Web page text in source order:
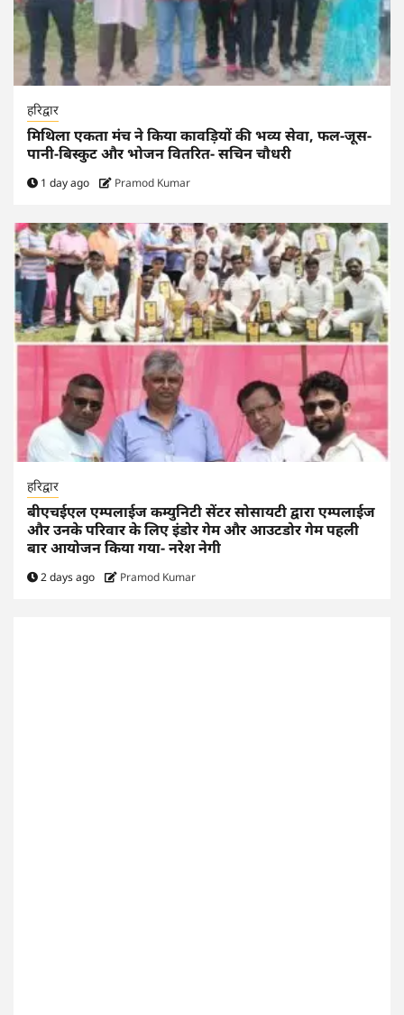
हरिद्वार
मिथिला एकता मंच ने किया कावड़ियों की भव्य सेवा, फल-जूस-
पानी-बिस्कुट और भोजन वितरित- सचिन चौधरी
1 day ago Pramod Kumar
हरिद्वार
बीएचईएल एम्पलाईज कम्युनिटी सेंटर सोसायटी द्वारा एम्पलाईज
और उनके परिवार के लिए इंडोर गेम और आउटडोर गेम पहली
बार आयोजन किया गया- नरेश नेगी
2 days ago Pramod Kumar